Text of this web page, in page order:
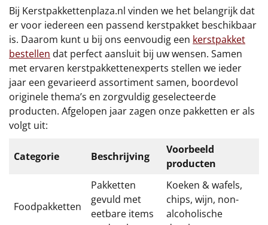
Bij Kerstpakkettenplaza.nl vinden we het belangrijk dat
er voor iedereen een passend kerstpakket beschikbaar
is. Daarom kunt u bij ons eenvoudig een kerstpakket
bestellen dat perfect aansluit bij uw wensen. Samen
met ervaren kerstpakkettenexperts stellen we ieder
jaar een gevarieerd assortiment samen, boordevol
originele thema’s en zorgvuldig geselecteerde
producten. Afgelopen jaar zagen onze pakketten er als
volgt uit:
Categorie Beschrijving
Voorbeeld
producten
Foodpakketten
Pakketten
gevuld met
eetbare items
Koeken & wafels,
chips, wijn, non-
alcoholische